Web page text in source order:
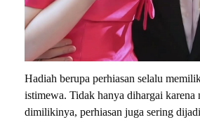
Hadiah berupa perhiasan selalu
istimewa. Tidak hanya dihargai karena
dimilikinya, perhiasan juga sering